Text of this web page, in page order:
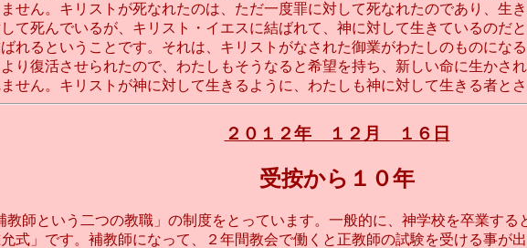
せん。キリストが死なれたのは、ただ一度罪に対して死なれたのであり、生
て死んでいるが、キリスト・イエスに結ばれて、神に対して生きているのだと
れるということです。それは、キリストがなされた御業がわたしのものにな
り復活させられたので、わたしもそうなると希望を持ち、新しい命に生かさ
せん。キリストが神に対して生きるように、わたしも神に対して生きる者とさ
２０１２年 １２月 １６日
受按から１０年
師という二つの教職」の制度をとっています。一般的に、神学校を卒業する
式」です。補教師になって、２年間教会で働くと正教師の試験を受ける事が